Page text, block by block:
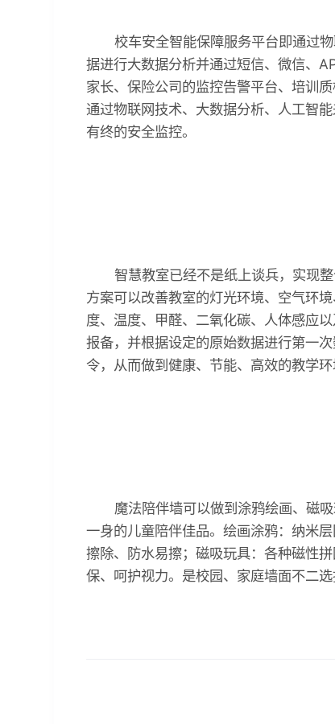
校车安全智能保障服务平台即通过物
据进行大数据分析并通过短信、微信、
家长、保险公司的监控告警平台、培训
通过物联网技术、大数据分析、人工智
有终的安全监控。
智慧教室已经不是纸上谈兵，实现整
方案可以改善教室的灯光环境、空气环
度、温度、甲醛、二氧化碳、人体感应
报备，并根据设定的原始数据进行第一
令，从而做到健康、节能、高效的教学环
魔法陪伴墙可以做到涂鸦绘画、磁吸
一身的儿童陪伴佳品。绘画涂鸦：纳米
擦除、防水易擦；磁吸玩具：各种磁性
保、呵护视力。是校园、家庭墙面不二选